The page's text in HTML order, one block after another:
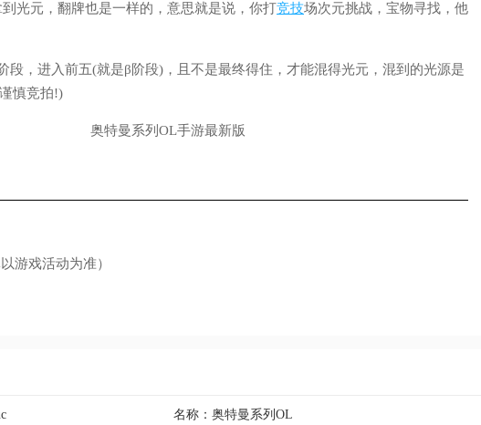
光元，翻牌也是一样的，意思就是说，你打竞技场次元挑战，宝物寻找，他
，进入前五(就是β阶段)，且不是最终得住，才能混得光元，混到的光源是
慎竞拍!)
游戏活动为准）
名称： 奥特曼系列OL